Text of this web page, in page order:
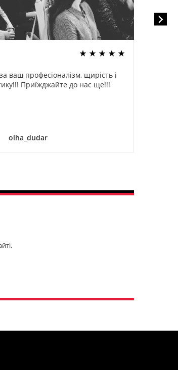
ваш професіоналізм, щирість і
Приїжджайте до нас ще!!!
olha_dudar